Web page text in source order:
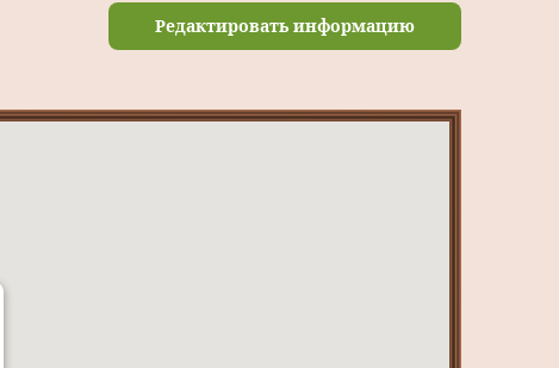
Редактировать информацию